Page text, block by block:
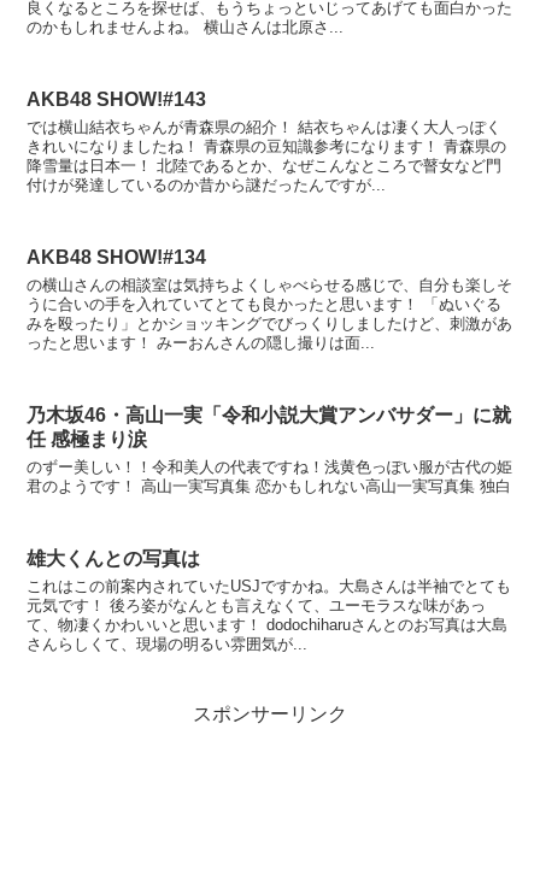
良くなるところを探せば、もうちょっといじってあげても面白かった
のかもしれませんよね。 横山さんは北原さ...
AKB48 SHOW!#143
では横山結衣ちゃんが青森県の紹介！ 結衣ちゃんは凄く大人っぽく
きれいになりましたね！ 青森県の豆知識参考になります！ 青森県の
降雪量は日本一！ 北陸であるとか、なぜこんなところで瞽女など門
付けが発達しているのか昔から謎だったんですが...
AKB48 SHOW!#134
の横山さんの相談室は気持ちよくしゃべらせる感じで、自分も楽しそ
うに合いの手を入れていてとても良かったと思います！ 「ぬいぐる
みを殴ったり」とかショッキングでびっくりしましたけど、刺激があ
ったと思います！ みーおんさんの隠し撮りは面...
乃木坂46・高山一実「令和小説大賞アンバサダー」に就
任 感極まり涙
のずー美しい！！令和美人の代表ですね！浅黄色っぽい服が古代の姫
君のようです！ 高山一実写真集 恋かもしれない高山一実写真集 独白
雄大くんとの写真は
これはこの前案内されていたUSJですかね。大島さんは半袖でとても
元気です！ 後ろ姿がなんとも言えなくて、ユーモラスな味があっ
て、物凄くかわいいと思います！ dodochiharuさんとのお写真は大島
さんらしくて、現場の明るい雰囲気が...
スポンサーリンク